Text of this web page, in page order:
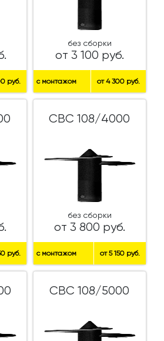
руб.
без сборки
от 3 100 руб.
с монтажом от 4 300 руб.
руб.
СВС 108/4000
без сборки
от 3 800 руб.
с монтажом от 5 150 руб.
СВС 108/5000